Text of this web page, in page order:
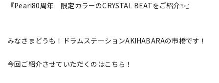
『Pearl80周年 限定カラーのCRYSTAL BEATをご紹介✨』
みなさまどうも！ドラムステーションAKIHABARAの市橋です！
今回ご紹介させていただくのはこちら！